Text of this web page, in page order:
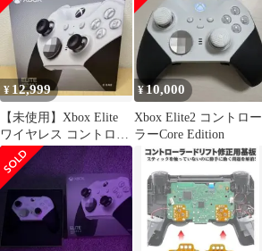
Elite Series 2 Core対応
用シリコンカバー、滑
り止め加工付き＆サム
グリップ付属していま
す-レ
ラー シリーズ 2 Core
4IK-00003 ホワイト
¥ 12,999
【未使用】Xbox Elite
ワイヤレス コントロー
ラー Series2
¥10,000
Xbox Elite2 コントロー
ラーCore Edition